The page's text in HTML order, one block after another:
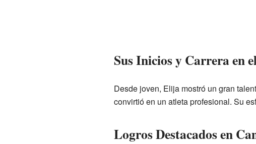
Sus Inicios y Carrera en
Desde joven, Elija mostró un gran
convirtió en un atleta profesional. Su
Logros Destacados en